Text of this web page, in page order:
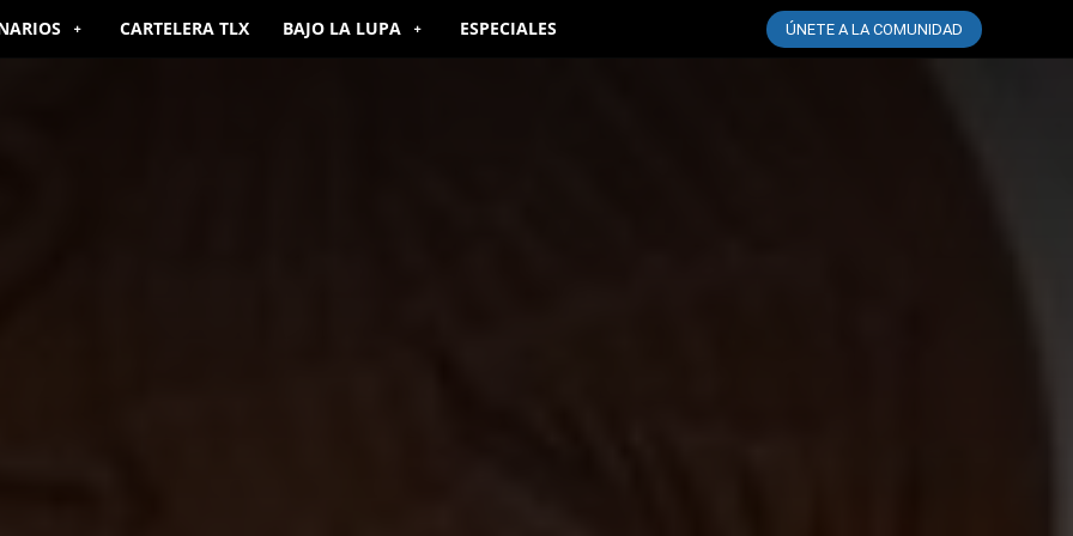
CARTELERA TLX BAJO LA LUPA ESPECIALES ÚNETE A LA COMUNIDAD